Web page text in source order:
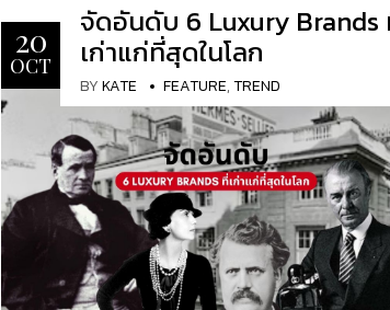
ที่ดีที่สุดบางส่วนไว้เพื่อเอาใจเพื่อนคู่หูของคุณ Dog
Bowl ชามสำหรับสุนัขที่ได้รับแรงบันดาลใจจากพื้นดิน
และทะเล จานอันประณีตนี้ทำจากไม้โอ๊คและประกอบโ
ใช้เทคนิคการทำถัง ชามสแตนเลสด้านใน 2 ใบสามา
แยกออกจากกันได้ด้วยแม่เหล็กที่อยู่ตรงกลาง และ
สามารถถอดออกจากฐานไม้ได้ด้วย ชามอาหารสุนัข
ความยาว 10.8 นิ้ว กว้าง 6.9 นิ้ว สูง 3.3 นิ้ว ทำให้สา
เก็บอาหารและของเหลวได้มาก ชามนี้ผลิตในฝรั่งเ
เช่นเดียวกับผลิตภัณฑ์ส่วนใหญ่ของHermès แต่เ
หนึ่งในไม่กี่ชิ้นที่สะท้อนถึงแนวคิด Chaîne d’Ancre
แบรนด์แฟชั่นเฮาส์โดยตรง Chaîne d'Ancre รวบรวม
20
OCT
จัดอันดับ 6 Luxury Brands
เก่าแก่ที่สุดในโลก
BYKATE FEATURE,TREND